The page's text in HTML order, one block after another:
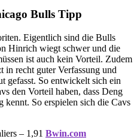
Bulls Tipp
Eigentlich sind die Bulls
Hinrich wiegt schwer und die
ist auch kein Vorteil. Zudem
in recht guter Verfassung und
gefasst. So entwickelt sich ein
den Vorteil haben, dass Deng
kennt. So erspielen sich die Cavs
– 1,91 Bwin.com